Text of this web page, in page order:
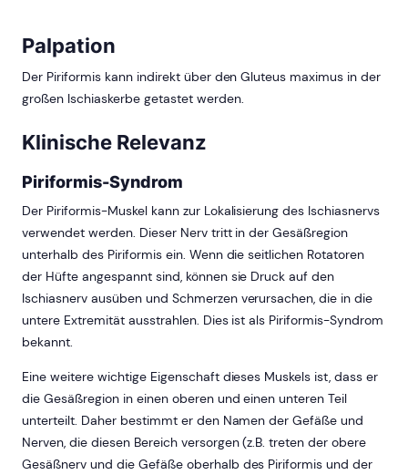
Palpation
Der Piriformis kann indirekt über den Gluteus maximus in der
großen Ischiaskerbe getastet werden.
Klinische Relevanz
Piriformis-Syndrom
Der Piriformis-Muskel kann zur Lokalisierung des Ischiasnervs
verwendet werden. Dieser Nerv tritt in der Gesäßregion
unterhalb des Piriformis ein. Wenn die seitlichen Rotatoren
der Hüfte angespannt sind, können sie Druck auf den
Ischiasnerv ausüben und Schmerzen verursachen, die in die
untere Extremität ausstrahlen. Dies ist als Piriformis-Syndrom
bekannt.
Eine weitere wichtige Eigenschaft dieses Muskels ist, dass er
die Gesäßregion in einen oberen und einen unteren Teil
unterteilt. Daher bestimmt er den Namen der Gefäße und
Nerven, die diesen Bereich versorgen (z.B. treten der obere
Gesäßnerv und die Gefäße oberhalb des Piriformis und der